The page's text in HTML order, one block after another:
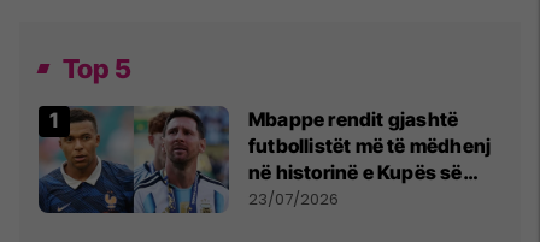
Top 5
Mbappe rendit gjashtë
futbollistët më të mëdhenj
në historinë e Kupës së
Botës, Messi mbetet i dyti
23/07/2026